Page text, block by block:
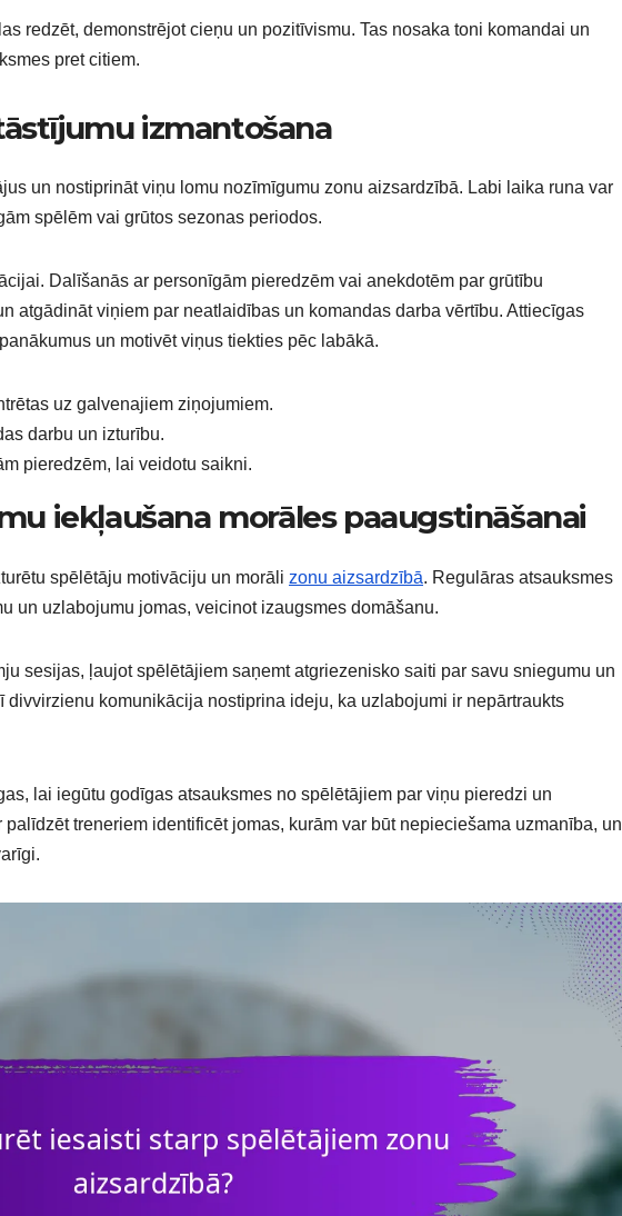
redzēt, demonstrējot cieņu un pozitīvismu. Tas nosaka toni komandai un
pret citiem.
izmantošana
un nostiprināt viņu lomu nozīmīgumu zonu aizsardzībā. Labi laika runa var
spēlēm vai grūtos sezonas periodos.
Dalīšanās ar personīgām pieredzēm vai anekdotēm par grūtību
atgādināt viņiem par neatlaidības un komandas darba vērtību. Attiecīgas
un motivēt viņus tiekties pēc labākā.
uz galvenajiem ziņojumiem.
darbu un izturību.
pieredzēm, lai veidotu saikni.
iekļaušana morāles paaugstināšanai
spēlētāju motivāciju un morāli zonu aizsardzībā. Regulāras atsauksmes
un uzlabojumu jomas, veicinot izaugsmes domāšanu.
sesijas, ļaujot spēlētājiem saņemt atgriezenisko saiti par savu sniegumu un
divvirzienu komunikācija nostiprina ideju, ka uzlabojumi ir nepārtraukts
lai iegūtu godīgas atsauksmes no spēlētājiem par viņu pieredzi un
treneriem identificēt jomas, kurām var būt nepieciešama uzmanība, un